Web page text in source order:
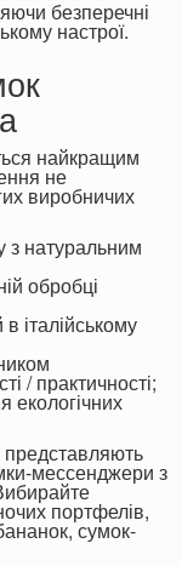
безперечні
настрої.
найкращим
не
виробничих
з натуральним
обробці
італійському
/ практичності;
екологічних
представляють
мессенджери з
портфелів,
сумок-